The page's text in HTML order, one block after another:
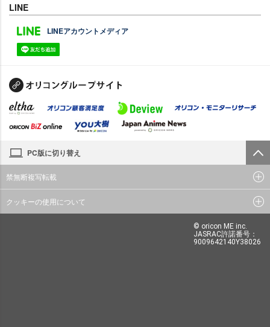
LINE
LINEアカウントメディア
PC版に切り替え
禁無断複写転載
クッキーの使用について
© oricon ME inc.
JASRAC許諾番号：
9009642140Y38026